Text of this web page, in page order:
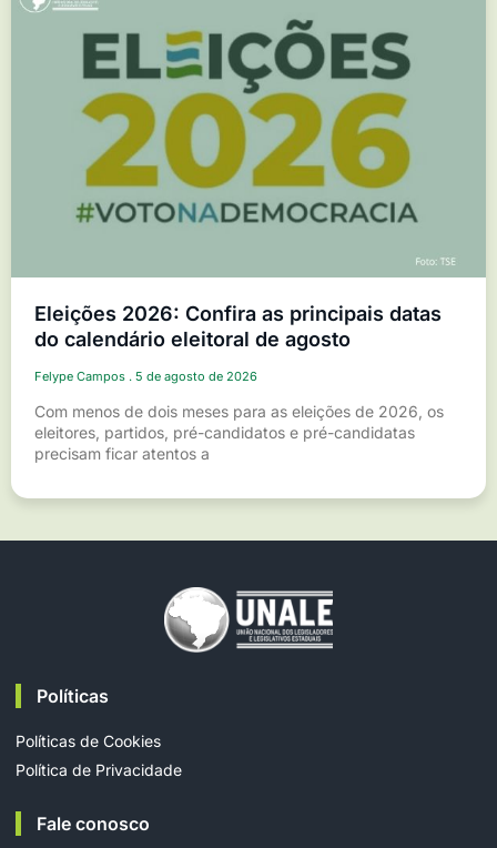
Eleições 2026: Confira as principais datas
do calendário eleitoral de agosto
Felype Campos 5 de agosto de 2026
Com menos de dois meses para as eleições de 2026, os
eleitores, partidos, pré-candidatos e pré-candidatas
precisam ficar atentos a
Políticas
Políticas de Cookies
Política de Privacidade
Fale conosco